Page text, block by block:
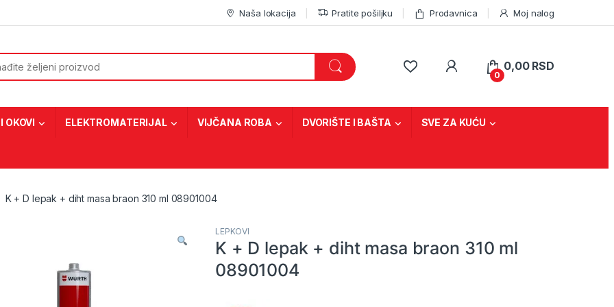
Naša lokacija Pratite pošiljku Prodavnica Moj nalog
0
0,00 RSD
OKOVI ELEKTROMATERIJAL VIJČANA ROBA DVORIŠTE I BAŠTA SVE ZA KUĆU
K + D lepak + diht masa braon 310 ml 08901004
LEPKOVI
K + D lepak + diht masa braon 310 ml
08901004